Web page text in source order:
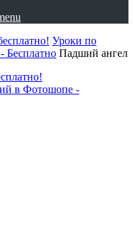
Уроки по
Бесплатно Падший ангел
в Фотошопе -